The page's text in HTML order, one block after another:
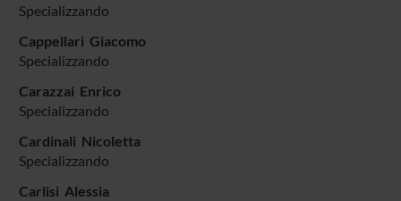
Specializzando
Cappellari Giacomo
Specializzando
Carazzai Enrico
Specializzando
Cardinali Nicoletta
Specializzando
Carlisi Alessia